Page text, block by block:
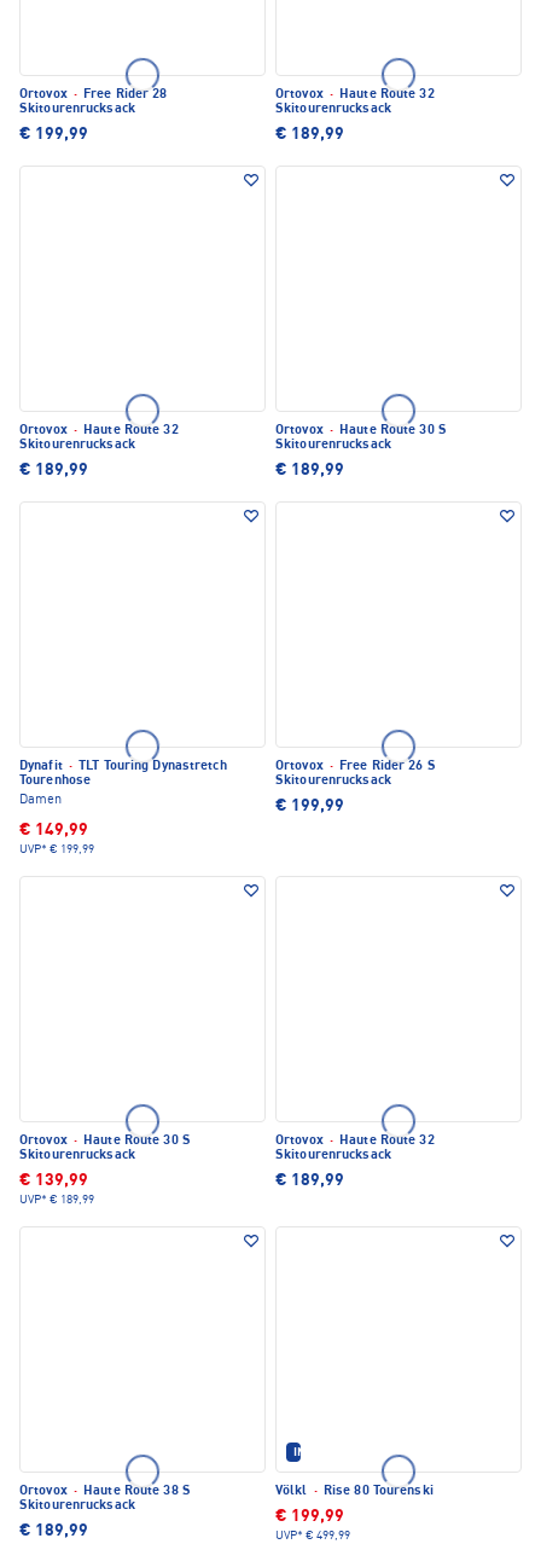
Ortovox · Free Rider 28
Skitourenrucksack
€ 199,99
Ortovox · Haute Route 32
Skitourenrucksack
€ 189,99
Ortovox · Haute Route 32
Skitourenrucksack
€ 189,99
Ortovox · Haute Route 30 S
Skitourenrucksack
€ 189,99
Dynafit ·
TLT Touring Dynastretch
Tourenhose
Damen
€ 149,99
UVP* € 199,99
Ortovox · Free Rider 26 S
Skitourenrucksack
€ 199,99
Ortovox · Haute Route 30 S
Skitourenrucksack
€ 139,99
UVP* € 189,99
Ortovox · Haute Route 32
Skitourenrucksack
€ 189,99
Ortovox · Haute Route 38 S
Skitourenrucksack
€ 189,99
IM SET ERHÄLTLICH
Völkl · Rise 80 Tourenski
€ 199,99
UVP* € 499,99